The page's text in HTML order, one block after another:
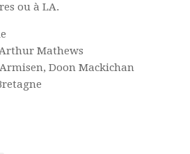
ou à LA.
Mathews
Doon Mackichan